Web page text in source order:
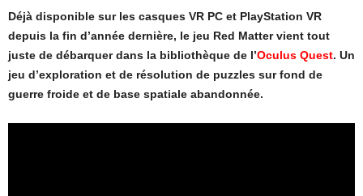
Déjà disponible sur les casques VR PC et PlayStation VR
depuis la fin d’année dernière, le jeu Red Matter vient tout
juste de débarquer dans la bibliothèque de l’Oculus Quest. Un
jeu d’exploration et de résolution de puzzles sur fond de
guerre froide et de base spatiale abandonnée.